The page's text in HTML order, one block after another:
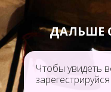
ДАЛЬШЕ
Чтобы увидеть